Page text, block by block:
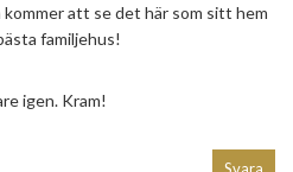
att se det här som sitt hem
familjehus!
igen. Kram!
Svara